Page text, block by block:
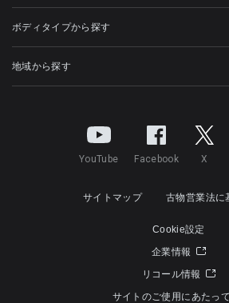
ボディタイプから探す
地域から探す
YouTube Facebook X
サイトマップ 古物営業法に
Cookie設定
企業情報
リコール情報
サイトのご使用にあたって